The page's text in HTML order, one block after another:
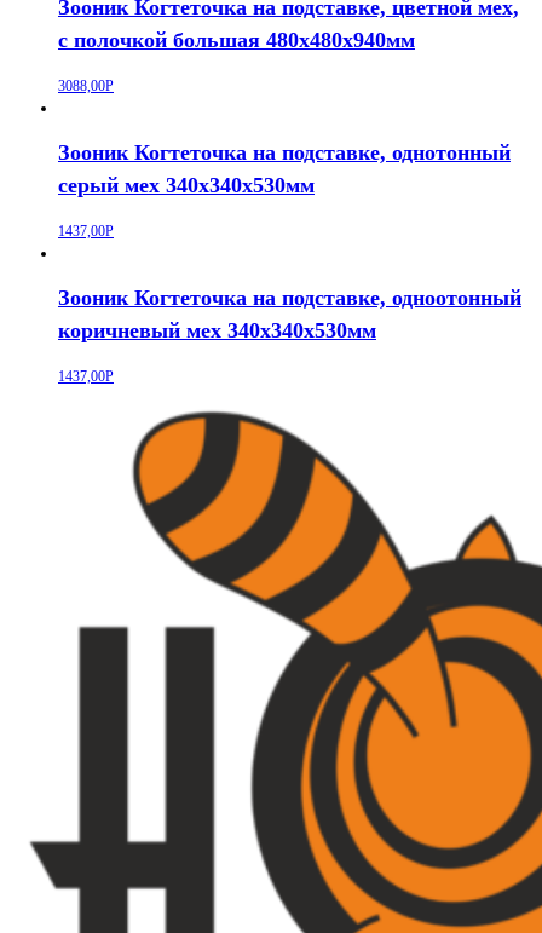
Зооник Когтеточка на подставке, цветной мех,
с полочкой большая 480х480х940мм
3088,00Р
Зооник Когтеточка на подставке, однотонный
серый мех 340х340х530мм
1437,00Р
Зооник Когтеточка на подставке, одноотонный
коричневый мех 340х340х530мм
1437,00Р